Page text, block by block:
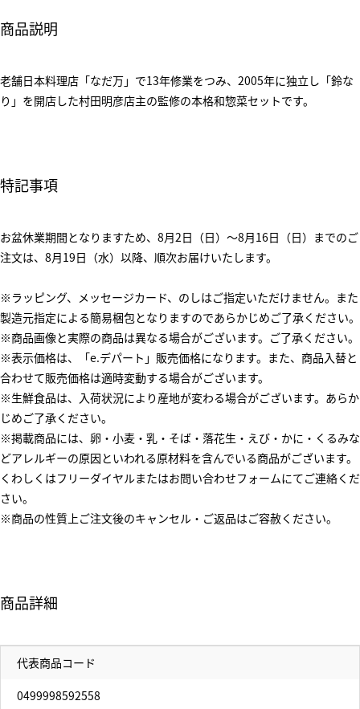
商品説明
老舗日本料理店「なだ万」で13年修業をつみ、2005年に独立し「鈴な
り」を開店した村田明彦店主の監修の本格和惣菜セットです。
特記事項
お盆休業期間となりますため、8月2日（日）～8月16日（日）までのご
注文は、8月19日（水）以降、順次お届けいたします。
※ラッピング、メッセージカード、のしはご指定いただけません。また
製造元指定による簡易梱包となりますのであらかじめご了承ください。
※商品画像と実際の商品は異なる場合がございます。ご了承ください。
※表示価格は、「e.デパート」販売価格になります。また、商品入替と
合わせて販売価格は適時変動する場合がございます。
※生鮮食品は、入荷状況により産地が変わる場合がございます。あらか
じめご了承ください。
※掲載商品には、卵・小麦・乳・そば・落花生・えび・かに・くるみな
どアレルギーの原因といわれる原材料を含んでいる商品がございます。
くわしくはフリーダイヤルまたはお問い合わせフォームにてご連絡くだ
さい。
※商品の性質上ご注文後のキャンセル・ご返品はご容赦ください。
商品詳細
代表商品コード
0499998592558